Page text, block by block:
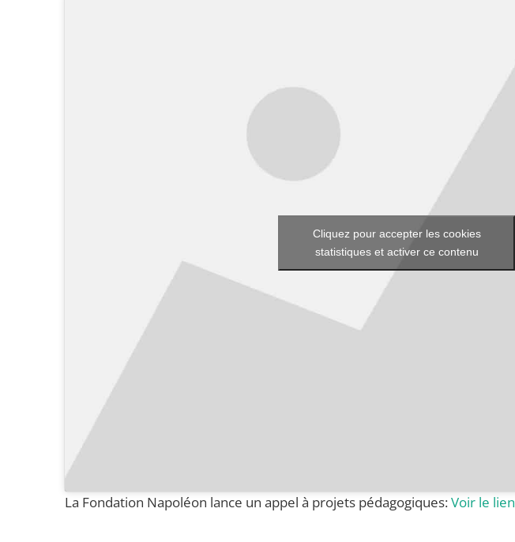
Cliquez pour accepter les cookies
statistiques et activer ce contenu
La Fondation Napoléon lance un appel à projets pédagogiques:Voir le lien